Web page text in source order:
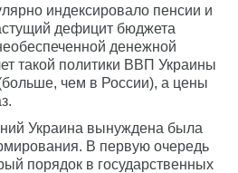
индексировало пенсии и
дефицит бюджета
денежной
такой политики ВВП Украины
чем в России), а цены
Украина вынуждена была
В первую очередь
порядок в государственных